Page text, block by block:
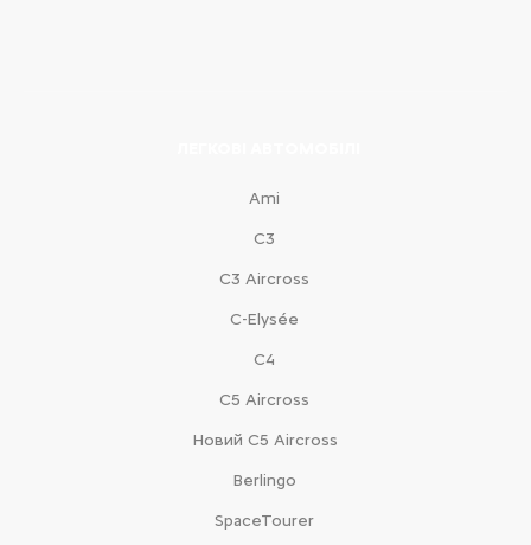
Ami
С3
С3 Aircross
C-Elysée
С4
С5 Aircross
Новий С5 Aircross
Berlingo
SpaceTourer